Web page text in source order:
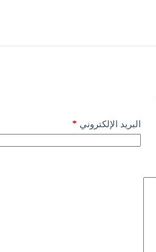
البريد الإلكتروني *